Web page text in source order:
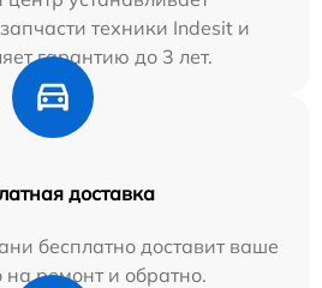
техники Indesit и
гарантию до 3 лет.
доставка
бесплатно доставит ваше
на ремонт и обратно.